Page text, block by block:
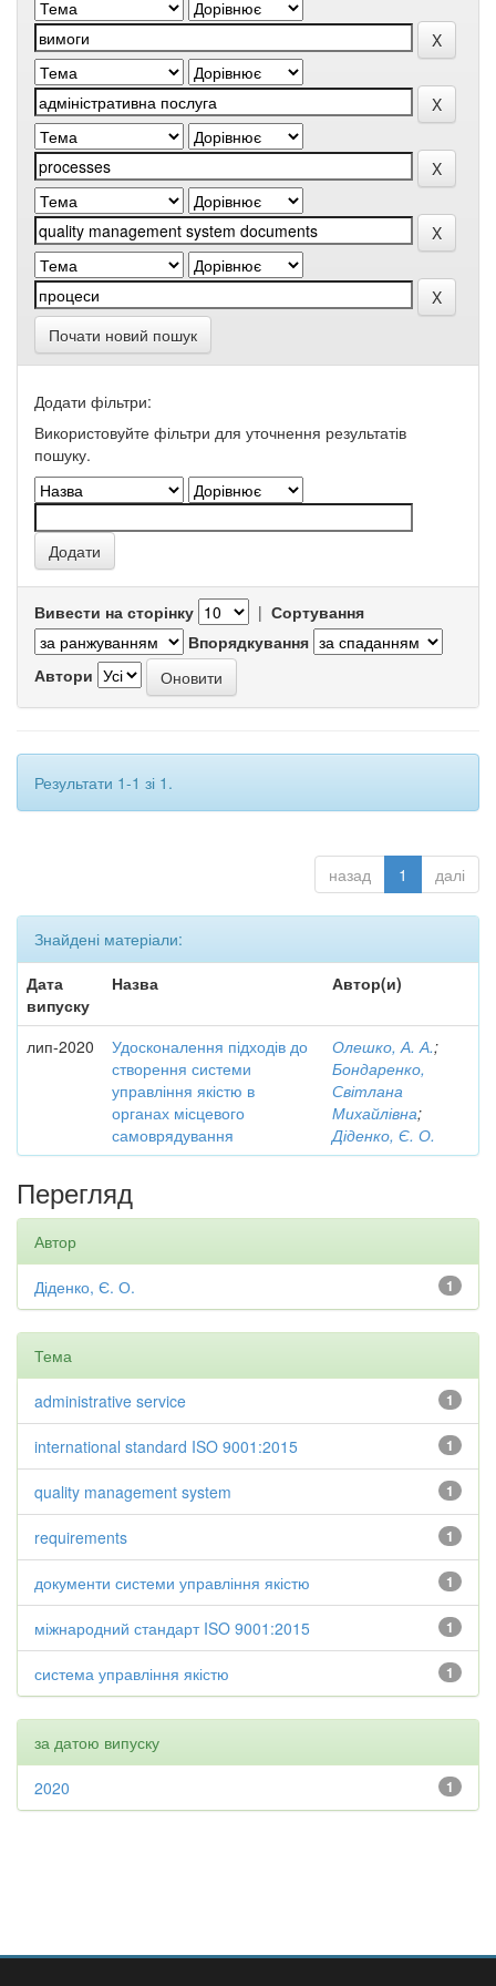
Почати новий пошук
Додати фільтри:
Використовуйте фільтри для уточнення результатів
пошуку.
Вивести на сторінку | Сортування
Впорядкування
Автори
Результати 1-1 зі 1.
назад 1 далі
Знайдені матеріали:
Дата
випуску
Назва Автор(и)
лип-2020
Удосконалення підходів до
створення системи
управління якістю в
органах місцевого
самоврядування
Олешко, А. А.;
Бондаренко,
Світлана
Михайлівна;
Діденко, Є. О.
Перегляд
Автор
1
Діденко, Є. О.
Тема
1
administrative service
1
international standard ISO 9001:2015
1
quality management system
1
requirements
1
документи системи управління якістю
1
міжнародний стандарт ISO 9001:2015
1
система управління якістю
за датою випуску
1
2020